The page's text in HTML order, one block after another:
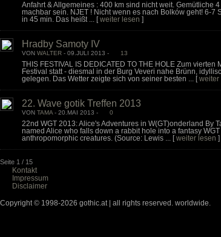
Anfahrt & Allgemeines : 400 km sind nicht weit. Gemütliche
machbar sein. NJET ! Nicht wenn es nach Bolków geht! 6-7
in 45 min. Das heißt ... [weiter lesen ]
Hradby Samoty IV
VON WALTER - 09.JULI 2013 - 13
THIS FESTIVAL IS DEDICATED TO THE HOLE Zum
Festival statt - diesmal in der Burg Veveri nahe Brünn,
gelegen. Das Wetter zeigte sich von seiner besten ... [weiter
22. Wave gotik Treffen 2013
VON TAMA - 20.MAI 2013 - 0
22nd WGT 2013: Alice's Adventures in W(GT)onderland By
named Alice who falls down a rabbit hole into a fantasy
anthropomorphic creatures. (Source: Lewis ... [weiter lesen ]
Seite 1 / 15
Kontakt
Impressum
Disclaimer
Copyright © 1998-2026 gothic.at | all rights reserved. worldwide.